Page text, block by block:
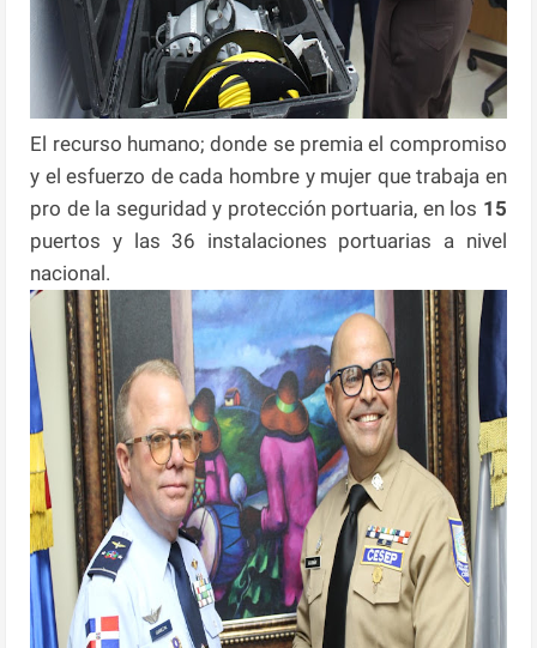
El recurso humano; donde se premia el compromiso
y el esfuerzo de cada hombre y mujer que trabaja en
pro de la seguridad y protección portuaria, en los 15
puertos y las 36 instalaciones portuarias a nivel
nacional.